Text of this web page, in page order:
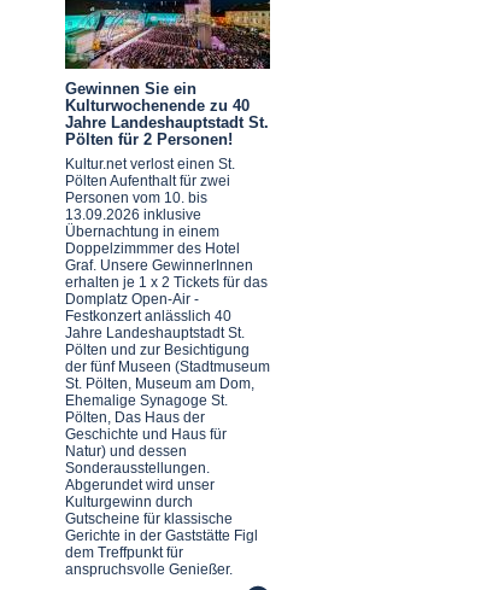
Gewinnen Sie ein
Kulturwochenende zu 40
Jahre Landeshauptstadt St.
Pölten für 2 Personen!
Kultur.net verlost einen St.
Pölten Aufenthalt für zwei
Personen vom 10. bis
13.09.2026 inklusive
Übernachtung in einem
Doppelzimmmer des Hotel
Graf. Unsere GewinnerInnen
erhalten je 1 x 2 Tickets für das
Domplatz Open-Air -
Festkonzert anlässlich 40
Jahre Landeshauptstadt St.
Pölten und zur Besichtigung
der fünf Museen (Stadtmuseum
St. Pölten, Museum am Dom,
Ehemalige Synagoge St.
Pölten, Das Haus der
Geschichte und Haus für
Natur) und dessen
Sonderausstellungen.
Abgerundet wird unser
Kulturgewinn durch
Gutscheine für klassische
Gerichte in der Gaststätte Figl
dem Treffpunkt für
anspruchsvolle Genießer.